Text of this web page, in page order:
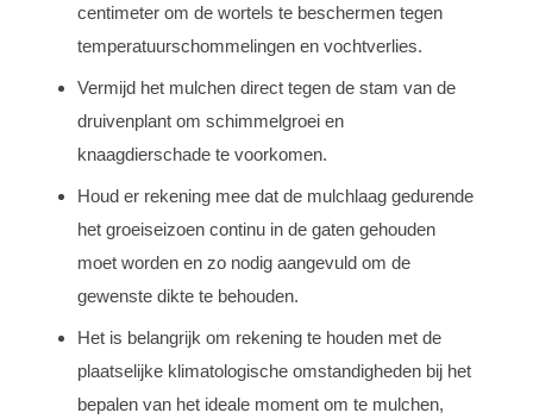
centimeter om de wortels te beschermen tegen
temperatuurschommelingen en vochtverlies.
Vermijd het mulchen direct tegen de stam van de
druivenplant om schimmelgroei en
knaagdierschade te voorkomen.
Houd er rekening mee dat de mulchlaag gedurende
het groeiseizoen continu in de gaten gehouden
moet worden en zo nodig aangevuld om de
gewenste dikte te behouden.
Het is belangrijk om rekening te houden met de
plaatselijke klimatologische omstandigheden bij het
bepalen van het ideale moment om te mulchen,